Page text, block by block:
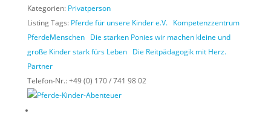
Kategorien: Privatperson
Listing Tags: Pferde für unsere Kinder e.V. Kompetenzzentrum
PferdeMenschen Die starken Ponies wir machen kleine und
große Kinder stark fürs Leben Die Reitpädagogik mit Herz.
Partner
Telefon-Nr.:+49 (0) 170 / 741 98 02